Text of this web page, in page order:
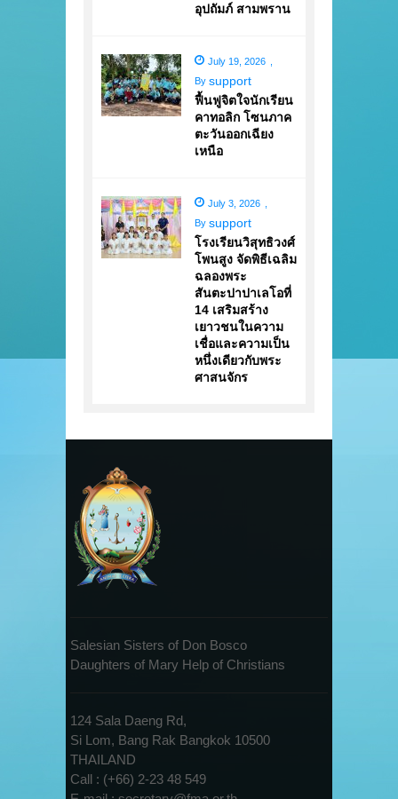
อุปถัมภ์ สามพราน
July 19, 2026
By support
ฟื้นฟูจิตใจนักเรียน
คาทอลิก โซนภาค
ตะวันออกเฉียง
เหนือ
July 3, 2026
By support
โรงเรียนวิสุทธิวงศ์
โพนสูง จัดพิธีเฉลิม
ฉลองพระ
สันตะปาปาเลโอที่
14 เสริมสร้าง
เยาวชนในความ
เชื่อและความเป็น
หนึ่งเดียวกับพระ
ศาสนจักร
Salesian Sisters of Don Bosco
Daughters of Mary Help of Christians
124 Sala Daeng Rd,
Si Lom, Bang Rak Bangkok 10500
THAILAND
Call : (+66) 2-23 48 549